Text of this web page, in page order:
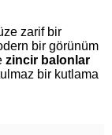
zarif bir
bir görünüm
zincir balonlar
bir kutlama